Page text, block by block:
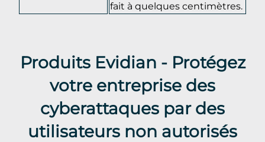
fait à quelques centimètres.
Produits Evidian - Protégez
votre entreprise des
cyberattaques par des
utilisateurs non autorisés